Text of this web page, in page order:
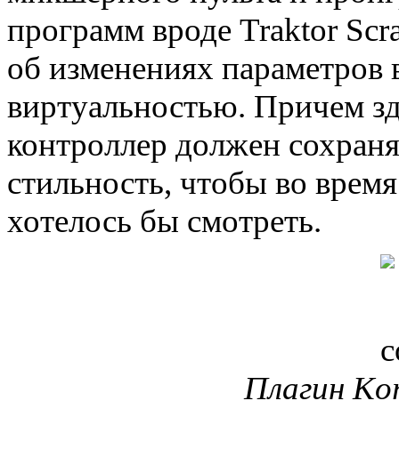
программ вроде Traktor
об изменениях параметров
виртуальностью. Причем
контроллер должен
стильность, чтобы во
хотелось бы смотреть.
Плагин